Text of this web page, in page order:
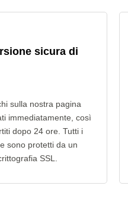
sicura di
sulla nostra pagina
immediatamente, così
dopo 24 ore. Tutti i
sono protetti da un
SSL.